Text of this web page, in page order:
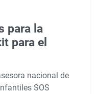
para la
para el
nacional de
SOS